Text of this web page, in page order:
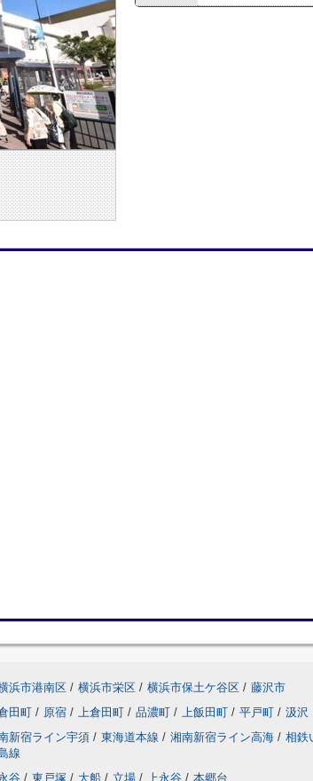
浜市港南区 / 横浜市栄区 / 横浜市保土ケ谷区 / 藤沢市
田町 / 原宿 / 上倉田町 / 品濃町 / 上飯田町 / 平戸町 / 汲沢
新宿ライン宇須 / 東海道本線 / 湘南新宿ライン高海 / 相鉄
線
谷 / 東戸塚 / 大船 / 立場 / 上永谷 / 本郷台